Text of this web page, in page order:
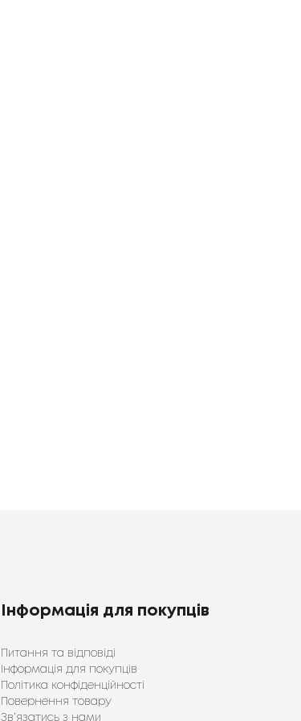
Інформація для покупців
Питання та відповіді
Інформація для покупців
Політика конфіденційності
Повернення товару
Зв’язатись з нами